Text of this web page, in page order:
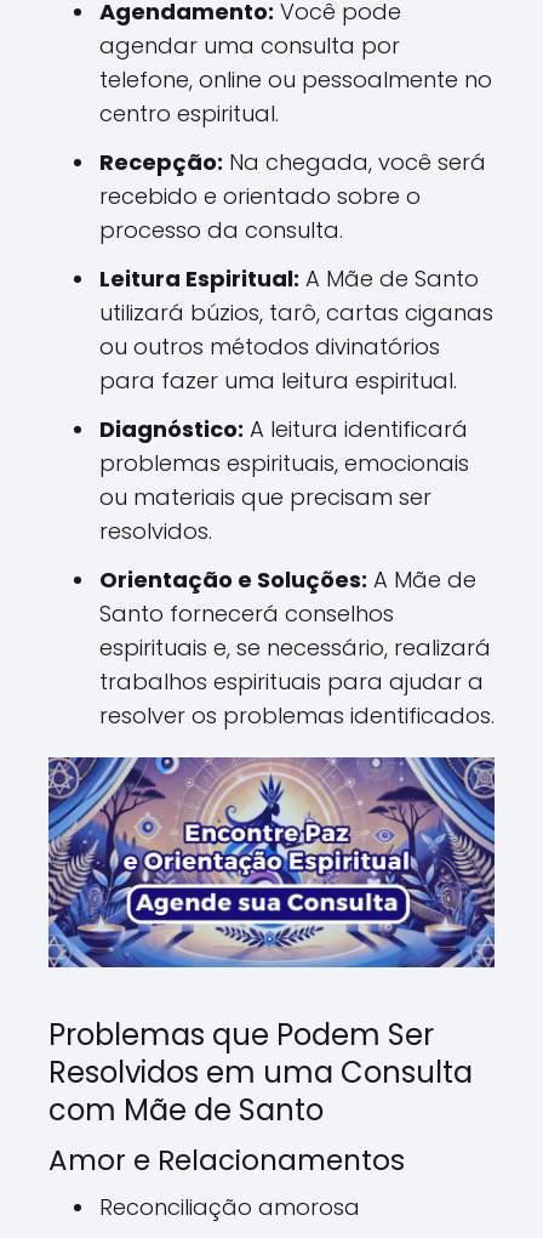
Agendamento: Você pode
agendar uma consulta por
telefone, online ou pessoalmente no
centro espiritual.
Recepção: Na chegada, você será
recebido e orientado sobre o
processo da consulta.
Leitura Espiritual: A Mãe de Santo
utilizará búzios, tarô, cartas ciganas
ou outros métodos divinatórios
para fazer uma leitura espiritual.
Diagnóstico: A leitura identificará
problemas espirituais, emocionais
ou materiais que precisam ser
resolvidos.
Orientação e Soluções: A Mãe de
Santo fornecerá conselhos
espirituais e, se necessário, realizará
trabalhos espirituais para ajudar a
resolver os problemas identificados.
Problemas que Podem Ser
Resolvidos em uma Consulta
com Mãe de Santo
Amor e Relacionamentos
Reconciliação amorosa